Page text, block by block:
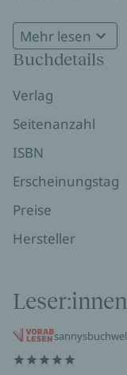
schließlich klar
begangen hat,
Mehr lesen
Buchdetails
Verlag
Seitenanzahl
ISBN
Erscheinungstag
Preise
Hersteller